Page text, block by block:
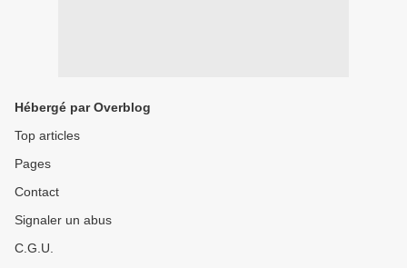
Hébergé par Overblog
Top articles
Pages
Contact
Signaler un abus
C.G.U.